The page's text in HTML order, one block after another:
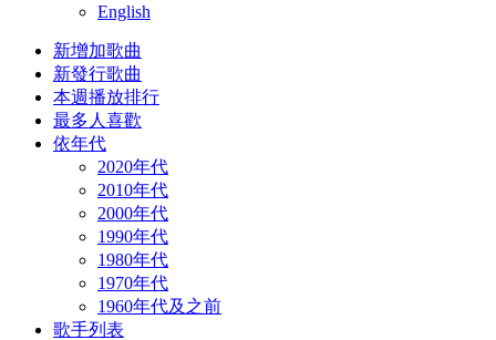
English
新增加歌曲
新發行歌曲
本週播放排行
最多人喜歡
依年代
2020年代
2010年代
2000年代
1990年代
1980年代
1970年代
1960年代及之前
歌手列表